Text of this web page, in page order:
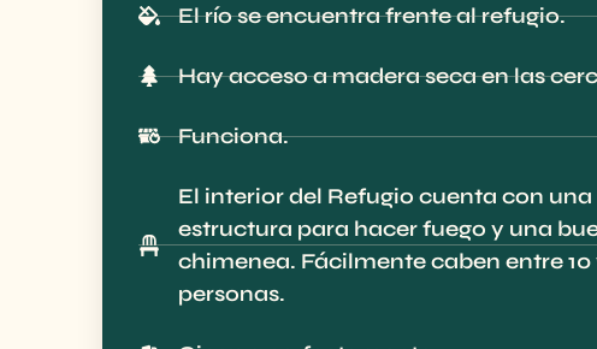
El río se encuentra frente al refugio.
Hay acceso a madera seca en las
Funciona.
El interior del Refugio cuenta con una
estructura para hacer fuego y una
chimenea. Fácilmente caben entre 10
personas.